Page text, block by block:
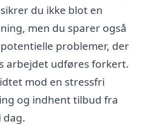
du ikke blot en
men du sparer også
problemer, der
arbejdet udføres forkert.
mod en stressfri
og indhent tilbud fra
dag.